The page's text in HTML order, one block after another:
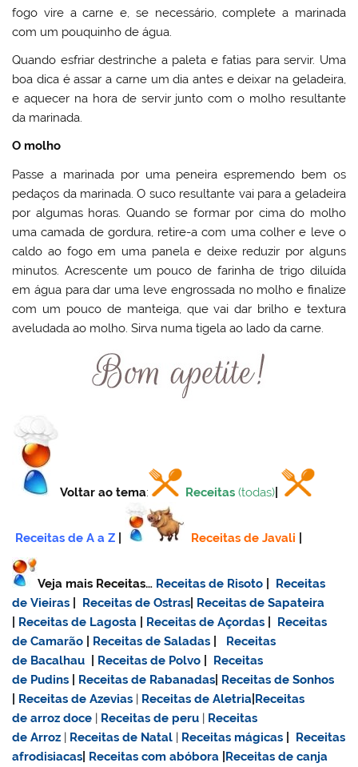
fogo vire a carne e, se necessário, complete a marinada
com um pouquinho de água.
Quando esfriar destrinche a paleta e fatias para servir. Uma
boa dica é assar a carne um dia antes e deixar na geladeira,
e aquecer na hora de servir junto com o molho resultante
da marinada.
O molho
Passe a marinada por uma peneira espremendo bem os
pedaços da marinada. O suco resultante vai para a geladeira
por algumas horas. Quando se formar por cima do molho
uma camada de gordura, retire-a com uma colher e leve o
caldo ao fogo em uma panela e deixe reduzir por alguns
minutos. Acrescente um pouco de farinha de trigo diluída
em água para dar uma leve engrossada no molho e finalize
com um pouco de manteiga, que vai dar brilho e textura
aveludada ao molho. Sirva numa tigela ao lado da carne.
Voltar ao tema: Receitas (todas)
Receitas de A a Z Receitas de Javali
Veja mais Receitas… Receitas de Risoto
Receitas
de Vieiras
Receitas de Ostras Receitas de Sapateira
Receitas de Lagosta Receitas de Açordas
Receitas
de Camarão
Receitas de Saladas
Receitas
de Bacalhau
Receitas de Polvo
Receitas
de Pudins
Receitas de Rabanadas Receitas de Sonhos
Receitas de Azevias | Receitas de Aletria Receitas
dearroz doce | Receitas de peru | Receitas
de Arroz | Receitas de Natal | Receitas mágicas
Receitas
afrodisiacas Receitas com abóbora Receitas de canja